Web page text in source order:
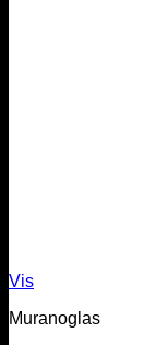
Vis
Muranoglas